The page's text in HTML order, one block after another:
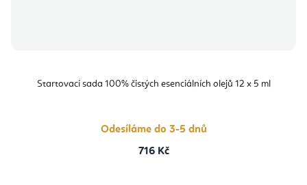
Startovací sada 100% čistých esenciálních olejů 12 x 5 ml
Odesíláme do 3-5 dnů
716 Kč